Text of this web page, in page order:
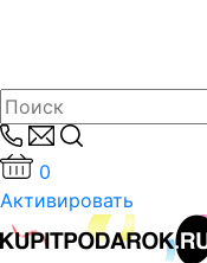
0
Активировать